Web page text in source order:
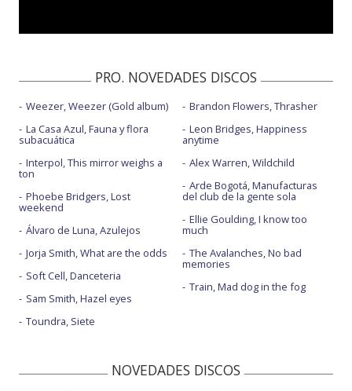
PRO. NOVEDADES DISCOS
Weezer, Weezer (Gold album)
La Casa Azul, Fauna y flora
subacuática
Interpol, This mirror weighs a
ton
Phoebe Bridgers, Lost
weekend
Álvaro de Luna, Azulejos
Jorja Smith, What are the odds
Soft Cell, Danceteria
Sam Smith, Hazel eyes
Toundra, Siete
Brandon Flowers, Thrasher
Leon Bridges, Happiness
anytime
Alex Warren, Wildchild
Arde Bogotá, Manufacturas
del club de la gente sola
Ellie Goulding, I know too
much
The Avalanches, No bad
memories
Train, Mad dog in the fog
NOVEDADES DISCOS